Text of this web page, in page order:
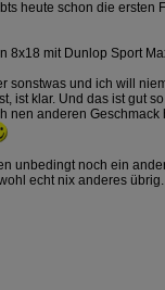
heute schon die ersten
8x18 mit Dunlop Sport
sonstwas und ich will
ist klar. Und das ist gut
nen anderen Geschmack
unbedingt noch ein
echt nix anderes